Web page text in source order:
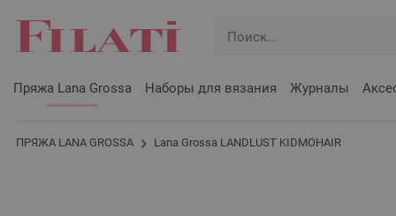
Пряжа Lana Grossa Наборы для вязания Журналы
ПРЯЖА LANA GROSSA Lana Grossa LANDLUST KIDMOHAIR